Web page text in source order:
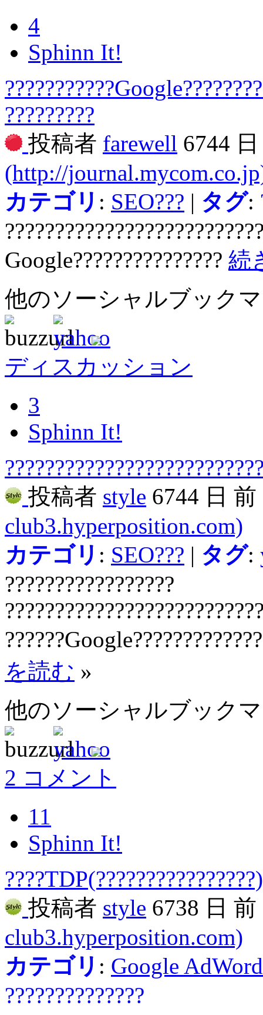
4
Sphinn It!
?????????
投稿者 farewell 6744
(http://
カテゴリ : SEO??? | タグ:
Google??????????????? 続
他のソーシャルブック
ディスカッション
3
Sphinn It!
投稿者 style 6744 日 前
club3.hyperposition.com)
カテゴリ : SEO??? | タグ:
?????????????????
を読む »
他のソーシャルブック
2 コメント
11
Sphinn It!
投稿者 style 6738 日 前
club3.hyperposition.com)
カテゴリ : Google
??????????????